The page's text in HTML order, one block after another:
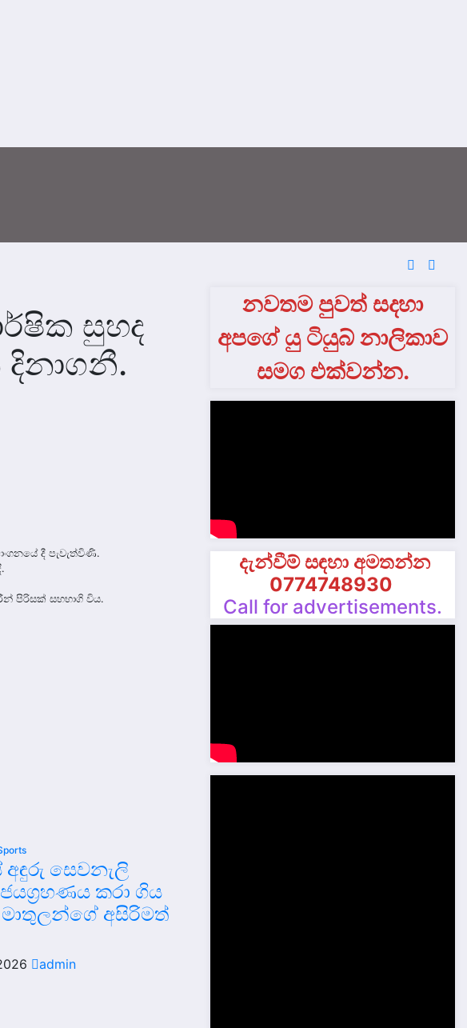
සුහද
දිනාගනී.
දී පැවැත්විණි.
පිරිසක් සහභාගි විය.
අඳුරු සෙවනැලි
කරා ගිය
මාතුලන්ගේ අසිරිමත්
admin
නවතම පුවත් සදහා
අපගේ යු ටියුබ් නාලිකාව
සමග එක්වන්න.
දැන්වීම් සඳහා අමතන්න
0774748930
Call for advertisements.